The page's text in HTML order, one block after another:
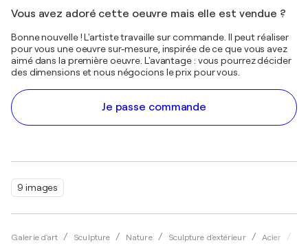
9 images
Galerie d'art Sculpture Nature Sculpture d'extérieur Acier
Vous avez adoré cette oeuvre mais elle est vendue ?
Bonne nouvelle ! L'artiste travaille sur commande. Il peut réaliser
pour vous une oeuvre sur-mesure, inspirée de ce que vous avez
aimé dans la première oeuvre. L'avantage : vous pourrez décider
des dimensions et nous négocions le prix pour vous.
Je passe commande